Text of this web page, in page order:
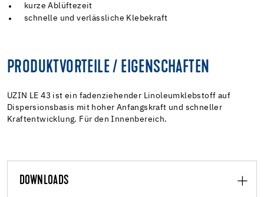
kurze Ablüftezeit
schnelle und verlässliche Klebekraft
PRODUKTVORTEILE / EIGENSCHAFTEN
UZIN LE 43 ist ein fadenziehender Linoleumklebstoff auf
Dispersionsbasis mit hoher Anfangskraft und schneller
Kraftentwicklung. Für den Innenbereich.
DOWNLOADS